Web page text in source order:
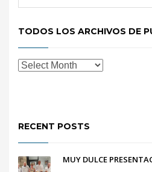
TODOS LOS ARCHIVOS DE
RECENT POSTS
MUY DULCE